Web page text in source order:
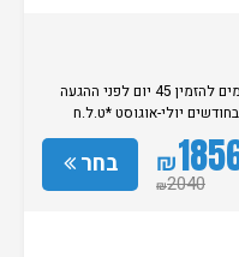
מבצע מיוחד למקדימים להזמין - מקדימים להזמין 45 יום לפני ההגעה
ישראל ובחודשים יולי-אוגוסט *ט.ל.ח
בחר ₪
₪2040